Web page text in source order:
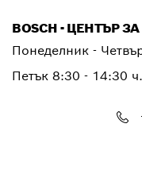
BOSCH - ЦЕНТЪР
Понеделник -
Петък 8:30 - 14:30 ч.